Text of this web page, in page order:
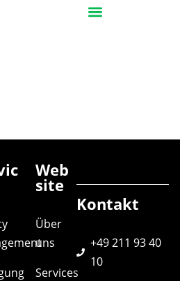
Web
site
Über
uns
Services
Kontakt
+49 211 93 40
10